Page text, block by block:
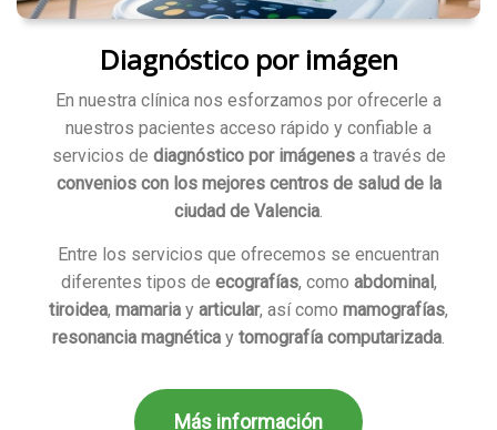
Diagnóstico por imágen
En nuestra clínica nos esforzamos por ofrecerle a
nuestros pacientes acceso rápido y confiable a
servicios de diagnóstico por imágenesa través de
convenios con los mejores centros de salud de la
ciudad de Valencia.
Entre los servicios que ofrecemos se encuentran
diferentes tipos de ecografías, como abdominal ,
tiroidea, mamaria y articular, así como mamografías,
resonancia magnética y tomografía computarizada.
Más información